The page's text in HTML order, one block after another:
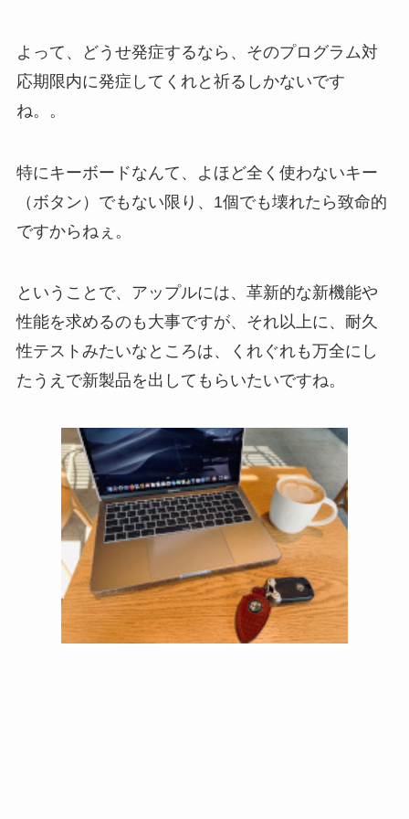
よって、どうせ発症するなら、そのプログラム対
応期限内に発症してくれと祈るしかないです
ね。。
特にキーボードなんて、よほど全く使わないキー
（ボタン）でもない限り、1個でも壊れたら致命的
ですからねぇ。
ということで、アップルには、革新的な新機能や
性能を求めるのも大事ですが、それ以上に、耐久
性テストみたいなところは、くれぐれも万全にし
たうえで新製品を出してもらいたいですね。